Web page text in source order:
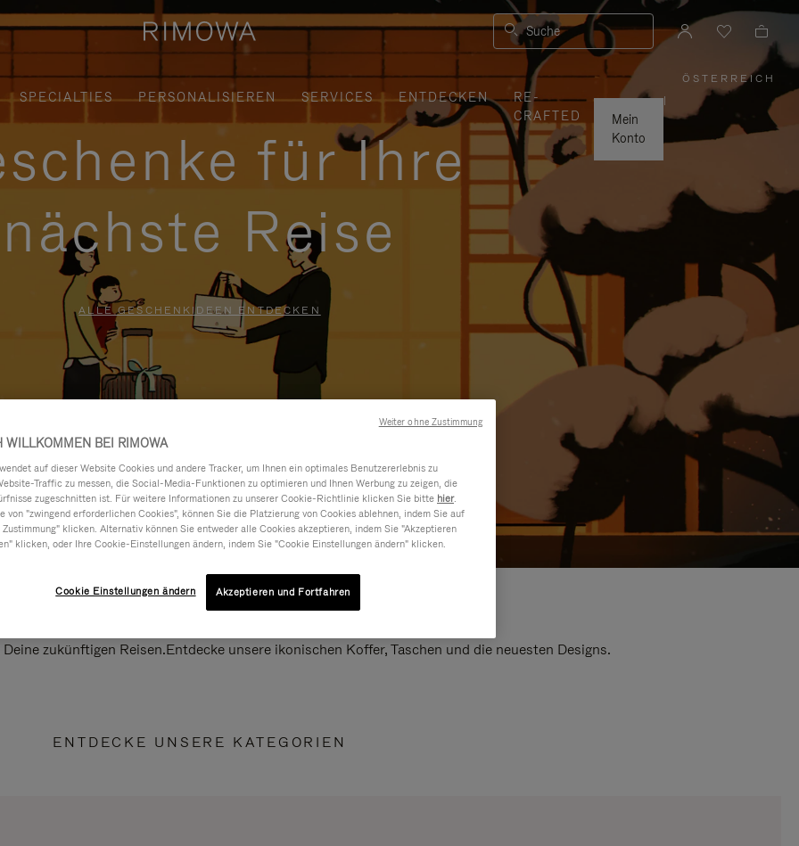
Suche
SPECIALTIES PERSONALISIEREN SERVICES ENTDECKEN
RE-
CRAFTED
Mein
Konto
ÖSTERREICH
,
WÄHLEN
IHRE
REGION
AUS
|
für Ihre
nächste Reise
ALLE GESCHENKIDEEN ENTDECKEN
zukünftigen Reisen.Entdecke unsere ikonischen Koffer, Taschen und die neuesten Designs.
ENTDECKE UNSERE KATEGORIEN
WILLKOMMEN BEI RIMOWA
auf dieser Website Cookies und andere Tracker, um Ihnen ein optimales Benutzererlebnis zu
Traffic zu messen, die Social-Media-Funktionen zu optimieren und Ihnen Werbung zu zeigen, die
zugeschnitten ist. Für weitere Informationen zu unserer Cookie-Richtlinie klicken Sie bitte hier.
von "zwingend erforderlichen Cookies", können Sie die Platzierung von Cookies ablehnen, indem Sie auf
klicken. Alternativ können Sie entweder alle Cookies akzeptieren, indem Sie "Akzeptieren
klicken, oder Ihre Cookie-Einstellungen ändern, indem Sie "Cookie Einstellungen ändern" klicken.
Cookie Einstellungen ändern Akzeptieren und Fortfahren
Weiter ohne Zustimmung